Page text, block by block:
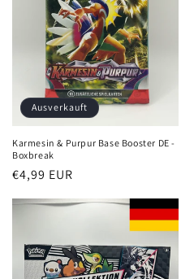
Ausverkauft
Karmesin & Purpur Base Booster DE -
Boxbreak
Normaler
€4,99 EUR